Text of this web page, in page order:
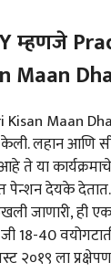
म्हणजे
Maan
Maan
लहान आणि
ते या
पेन्शन देयके
जाणारी, ही
18-40
ला